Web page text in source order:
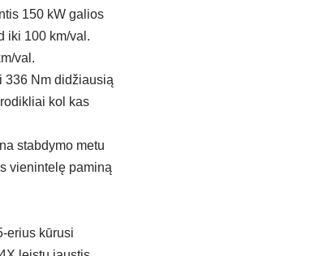
150 kW galios
iki 100 km/val.
val.
336 Nm didžiausią
kol kas
stabdymo metu
vienintelę paminą
erius kūrusi